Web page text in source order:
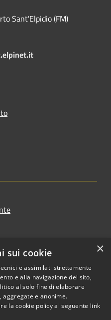
Sant'Elpidio (FM)
×
sui cookie
e assimilati strettamente
e alla navigazione del sito,
al solo fine di elaborare
aggregate e anonime.
la cookie policy al seguente link